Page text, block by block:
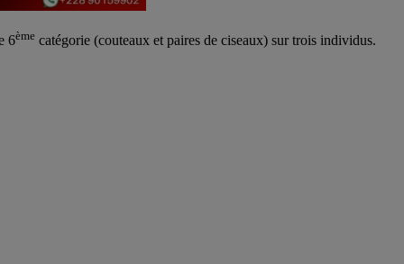
6ème catégorie (couteaux et paires de ciseaux) sur trois individus.